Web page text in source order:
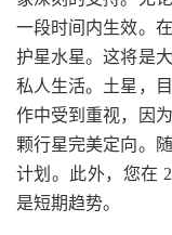
一段时间内生效。
护星水星。这将是
私人生活。土星，
作中受到重视，因
颗行星完美定向。
计划。此外，您在
是短期趋势。